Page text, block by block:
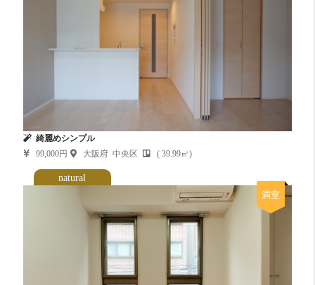
綺麗めシンプル
99,000円
大阪府 中央区 ( 39.99㎡)
natural
満室